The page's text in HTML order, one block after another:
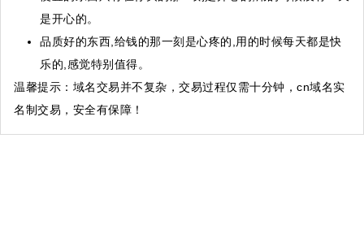
是开心的。
品质好的东西,给钱的那一刻是心疼的,用的时候每天都是快
乐的,感觉特别值得。
温馨提示 ：域名交易并不复杂，交易过程仅需十分钟，cn域名实
名制交易，安全有保障！